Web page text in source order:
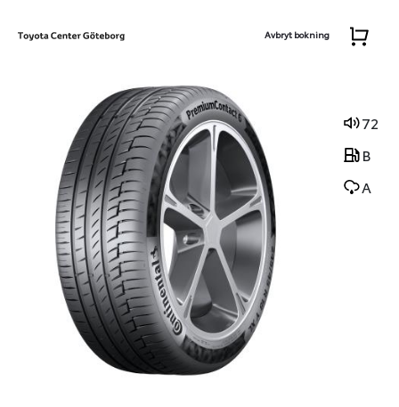
Avbryt bokning
72
B
A